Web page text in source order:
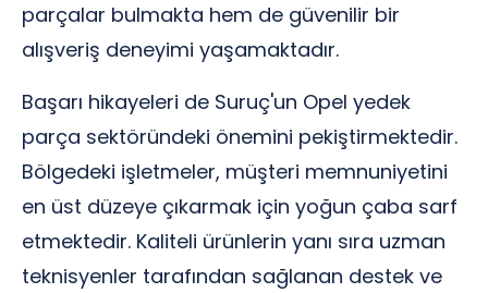
parçalar bulmakta hem de güvenilir bir
alışveriş deneyimi yaşamaktadır.
Başarı hikayeleri de Suruç'un Opel yedek
parça sektöründeki önemini pekiştirmektedir.
Bölgedeki işletmeler, müşteri memnuniyetini
en üst düzeye çıkarmak için yoğun çaba sarf
etmektedir. Kaliteli ürünlerin yanı sıra uzman
teknisyenler tarafından sağlanan destek ve